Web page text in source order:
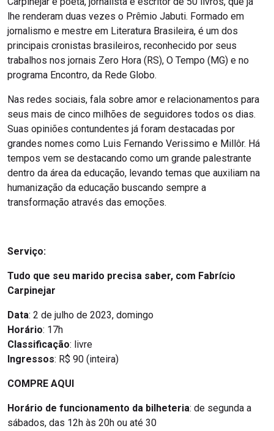
lhe renderam duas vezes o Prêmio Jabuti. Formado em
jornalismo e mestre em Literatura Brasileira, é um dos
principais cronistas brasileiros, reconhecido por seus
trabalhos nos jornais Zero Hora (RS), O Tempo (MG) e no
programa Encontro, da Rede Globo.
Nas redes sociais, fala sobre amor e relacionamentos para
seus mais de cinco milhões de seguidores todos os dias.
Suas opiniões contundentes já foram destacadas por
grandes nomes como Luis Fernando Verissimo e Millôr. Há
tempos vem se destacando como um grande palestrante
dentro da área da educação, levando temas que auxiliam na
humanização da educação buscando sempre a
transformação através das emoções.
Serviço:
Tudo que seu marido precisa saber, com Fabrício
Carpinejar
Data: 2 de julho de 2023, domingo
Horário: 17h
Classificação: livre
Ingressos: R$ 90 (inteira)
COMPRE AQUI
Horário de funcionamento da bilheteria: de segunda a
sábados, das 12h às 20h ou até 30